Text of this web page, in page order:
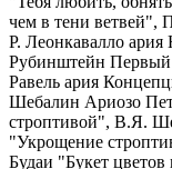
чем в тени ветвей",
Р. Леонкавалло
Рубинштейн
Равель ария
Шебалин Ариозо
строптивой", В.Я.
"Укрощение
Будаи "Букет